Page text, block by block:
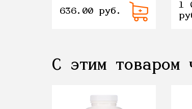
636.00 руб.
1
С этим товаром